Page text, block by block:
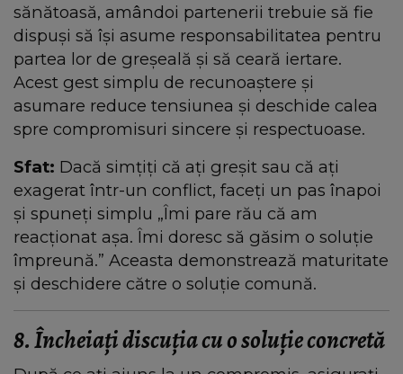
sănătoasă, amândoi partenerii trebuie să fie
dispuși să își asume responsabilitatea pentru
partea lor de greșeală și să ceară iertare.
Acest gest simplu de recunoaștere și
asumare reduce tensiunea și deschide calea
spre compromisuri sincere și respectuoase.
Sfat: Dacă simțiți că ați greșit sau că ați
exagerat într-un conflict, faceți un pas înapoi
și spuneți simplu „Îmi pare rău că am
reacționat așa. Îmi doresc să găsim o soluție
împreună.” Aceasta demonstrează maturitate
și deschidere către o soluție comună.
8. Încheiați discuția cu o soluție concretă